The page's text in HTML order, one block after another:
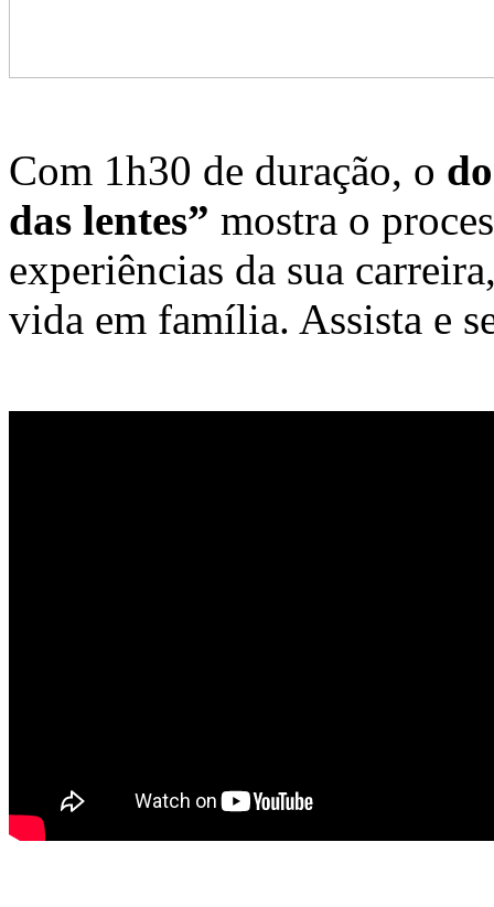
Com 1h30 de duração, o
das lentes” mostra o
experiências da sua
vida em família. Assista e